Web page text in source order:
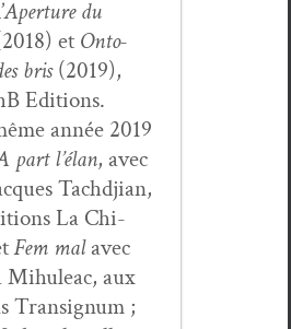
Aper­ture du
et Onto­
bris(2019),
Edi­tions.
année 2019
part l’élan, avec
Tachd­jian,
La Chi­
Fem malavec
Mihuleac, aux
Tran­signum ;